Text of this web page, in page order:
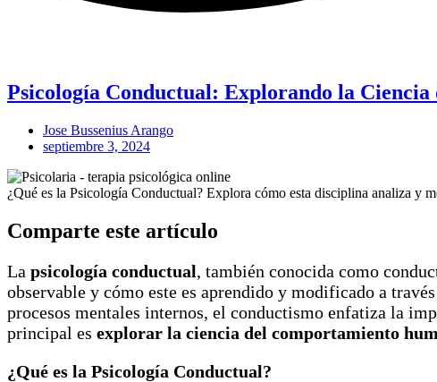
Psicología Conductual: Explorando la
Jose Bussenius Arango
septiembre 3, 2024
¿Qué es la Psicología Conductual? Explora cómo esta disciplina analiza y
Comparte este artículo
La psicología conductual, también conocida como
observable y cómo este es aprendido y modificado a
procesos mentales internos, el conductismo enfatiza la
principal es explorar la ciencia del comportamiento
¿Qué es la Psicología Conductual?